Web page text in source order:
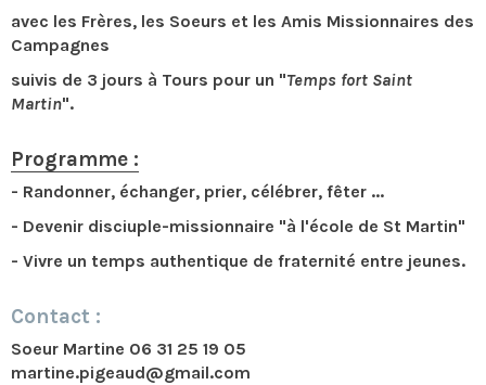
avec les Frères, les Soeurs et les Amis Missionnaires des
Campagnes
suivis de 3 jours à Tours pour un "Temps fort Saint
Martin".
Programme :
- Randonner, échanger, prier, célébrer, fêter ...
- Devenir disciuple-missionnaire "à l'école de St Martin"
- Vivre un temps authentique de fraternité entre jeunes.
Contact :
Soeur Martine 06 31 25 19 05
martine.pigeaud@gmail.com